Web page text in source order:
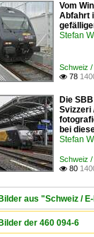
Vom
Abfahrt
Stefan
Schweiz
 78
Die
Svizzeri
bei
Stefan
Schweiz
 80
aus "Schweiz /
der 460 094-6